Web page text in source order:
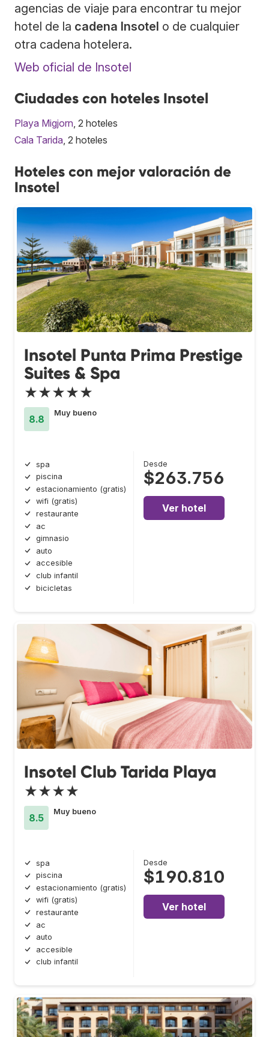
agencias de viaje para encontrar tu mejor
hotel de la cadena Insotel o de cualquier
otra cadena hotelera.
Web oficial de Insotel
Ciudades con hoteles Insotel
Playa Migjorn , 2 hoteles
Cala Tarida , 2 hoteles
Hoteles con mejor valoración de
Insotel
Insotel Punta Prima Prestige
Suites & Spa
★★★★★
8.8
Muy bueno
spa
piscina
estacionamiento (gratis)
wifi (gratis)
restaurante
ac
gimnasio
auto
accesible
club infantil
bicicletas
Desde
$263.756
Ver hotel
Insotel Club Tarida Playa
★★★★
8.5
Muy bueno
spa
piscina
estacionamiento (gratis)
wifi (gratis)
restaurante
ac
auto
accesible
club infantil
Desde
$190.810
Ver hotel